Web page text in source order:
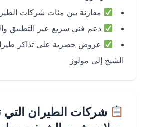
مقارنة بين مئات شركات الطيران
دعم فني سريع عبر التطبيق والموقع
عروض حصرية على تذاكر طيران
الشيخ إلى مولوز
شركات الطيران التي